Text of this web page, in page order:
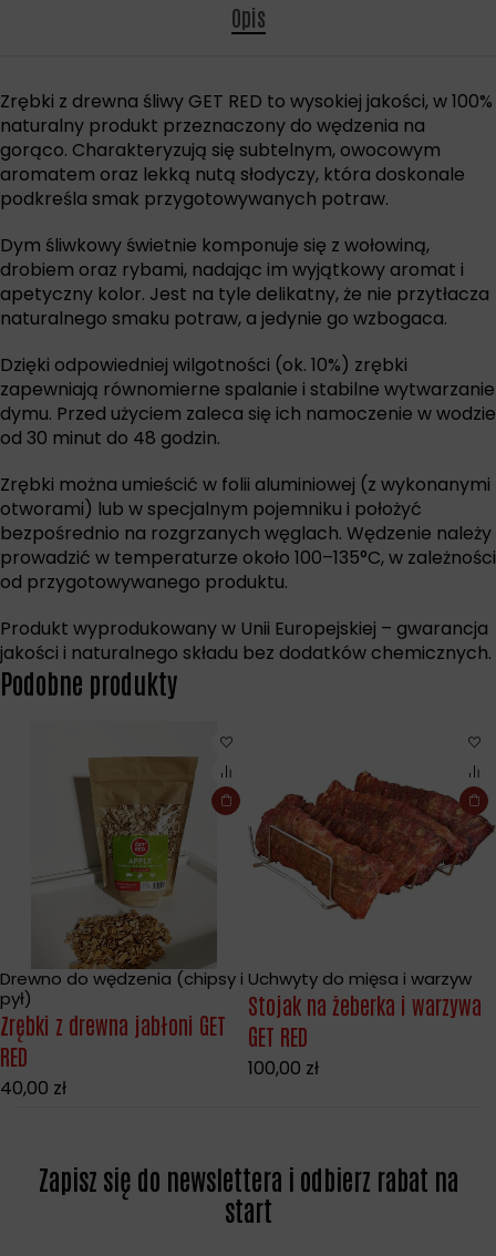
Opis
Zrębki z drewna śliwy GET RED to wysokiej jakości, w 100%
naturalny produkt przeznaczony do wędzenia na
gorąco. Charakteryzują się subtelnym, owocowym
aromatem oraz lekką nutą słodyczy, która doskonale
podkreśla smak przygotowywanych potraw.
Dym śliwkowy świetnie komponuje się z wołowiną,
drobiem oraz rybami, nadając im wyjątkowy aromat i
apetyczny kolor. Jest na tyle delikatny, że nie przytłacza
naturalnego smaku potraw, a jedynie go wzbogaca.
Dzięki odpowiedniej wilgotności (ok. 10%) zrębki
zapewniają równomierne spalanie i stabilne wytwarzanie
dymu. Przed użyciem zaleca się ich namoczenie w wodzie
od 30 minut do 48 godzin.
Zrębki można umieścić w folii aluminiowej (z wykonanymi
otworami) lub w specjalnym pojemniku i położyć
bezpośrednio na rozgrzanych węglach. Wędzenie należy
prowadzić w temperaturze około 100–135°C, w zależności
od przygotowywanego produktu.
Produkt wyprodukowany w Unii Europejskiej – gwarancja
jakości i naturalnego składu bez dodatków chemicznych.
Podobne produkty
Drewno do wędzenia (chipsy i
pył)
Zrębki z drewna jabłoni GET
RED
40,00 zł
Uchwyty do mięsa i warzyw
Stojak na żeberka i warzywa
GET RED
100,00 zł
Zapisz się do newslettera i odbierz rabat na
start